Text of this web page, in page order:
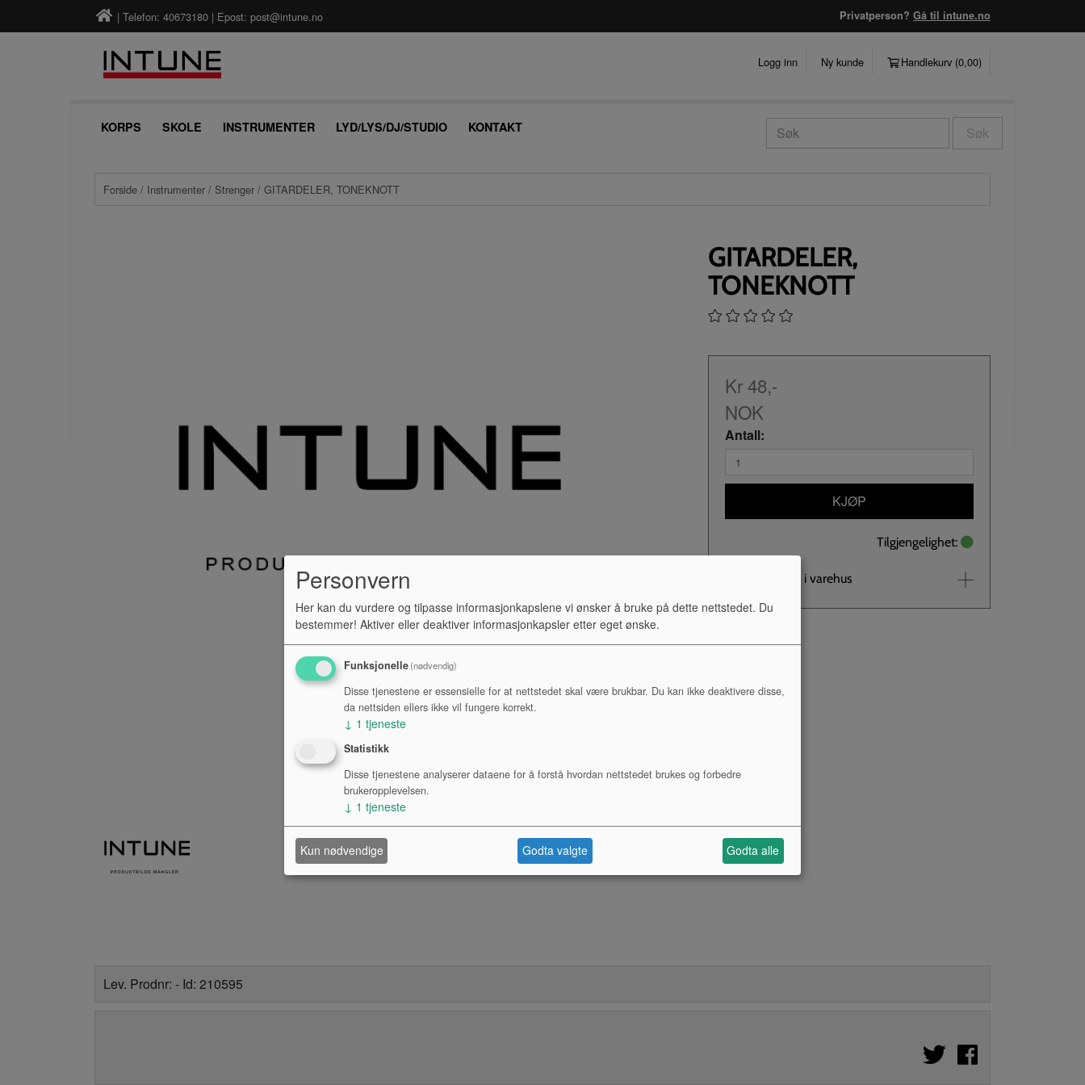
| Telefon: 40673180 | Epost: post@intune.no Privatperson? Gå til intune.no
Logg inn Ny kunde Handlekurv (0,00)
KORPS SKOLE INSTRUMENTER LYD/LYS/DJ/STUDIO KONTAKT Søk
Forside / Instrumenter / Strenger / GITARDELER, TONEKNOTT
GITARDELER,
TONEKNOTT
Kr 48,-
NOK
Antall:
KJØP
Tilgjengelighet:
Se lagerstatus i varehus
Lev. Prodnr: - Id: 210595
Personvern
Her kan du vurdere og tilpasse informasjonkapslene vi ønsker å bruke på dette nettstedet. Du
bestemmer! Aktiver eller deaktiver informasjonkapsler etter eget ønske.
Funksjonelle(nødvendig)
Disse tjenestene er essensielle for at nettstedet skal være brukbar. Du kan ikke deaktivere disse,
da nettsiden ellers ikke vil fungere korrekt.
↓ 1 tjeneste
Statistikk
Disse tjenestene analyserer dataene for å forstå hvordan nettstedet brukes og forbedre
brukeropplevelsen.
↓ 1 tjeneste
Kun nødvendige Godta valgte Godta alle